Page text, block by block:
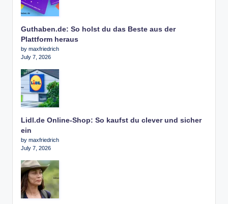
Guthaben.de: So holst du das Beste aus der
Plattform heraus
by maxfriedrich
July 7, 2026
Lidl.de Online-Shop: So kaufst du clever und sicher
ein
by maxfriedrich
July 7, 2026